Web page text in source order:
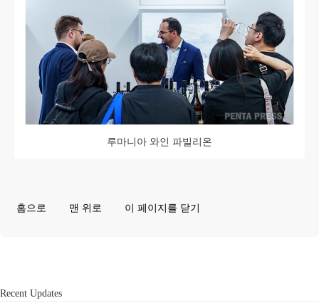
루마니아 와인 파빌리온
홈으로 맨 위로 이 페이지를 닫기
Recent Updates